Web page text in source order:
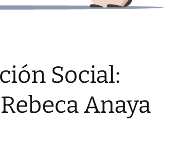
Social:
Anaya